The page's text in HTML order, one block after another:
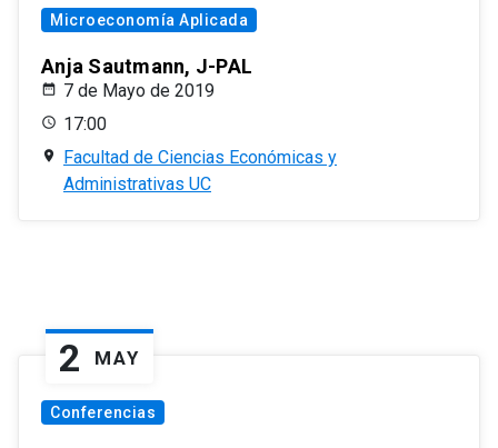
Microeconomía Aplicada
Anja Sautmann, J-PAL
7 de Mayo de 2019
17:00
Facultad de Ciencias Económicas y
Administrativas UC
2 MAY
Conferencias